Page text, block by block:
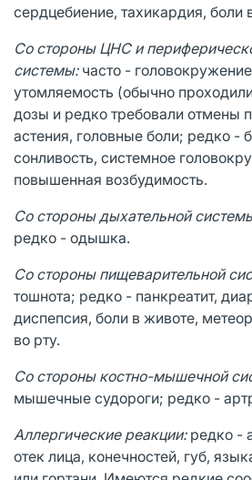
сердцебиение, тахикардия, боли
Со стороны ЦНС и
системы:часто -
утомляемость (обычно
дозы и редко требовали отмены
астения, головные боли; редко -
сонливость, системное
повышенная возбудимость.
Со стороны дыхательной
редко - одышка.
Со стороны пищеварительной
тошнота; редко - панкреатит,
диспепсия, боли в животе,
во рту.
Со стороны костно-мышечной
мышечные судороги; редко -
Аллергические реакции:редко -
отек лица, конечностей, губ,